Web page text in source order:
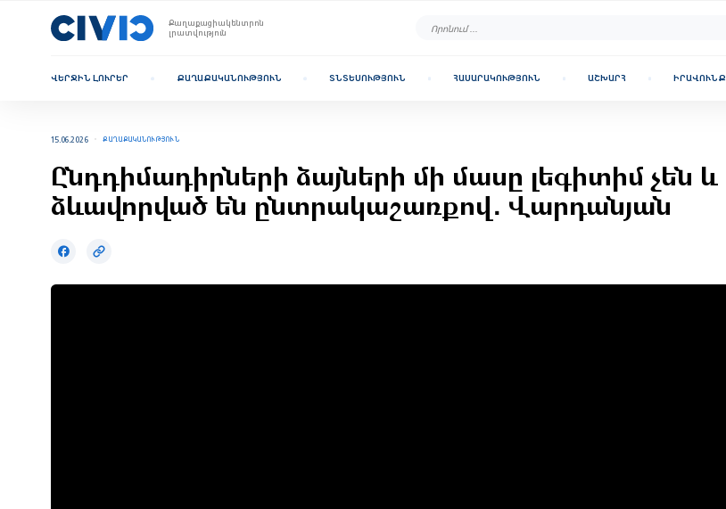
Քաղաքացիակենտրոն
լրատվություն
ՎԵՐՋԻՆ ԼՈՒՐԵՐ ՔԱՂԱՔԱԿԱՆՈՒԹՅՈՒՆ ՏՆՏԵՍՈՒԹՅՈՒՆ ՀԱՍԱՐԱԿՈՒԹՅՈՒՆ ԱՇԽԱՐՀ ԻՐԱՎՈՒՆՔ
15.06.2026 ՔԱՂԱՔԱԿԱՆՈՒԹՅՈՒՆ
Ընդդիմադիրների ձայների մի մասը լեգիտիմ չեն և
ձևավորված են ընտրակաշառքով․ Վարդանյան